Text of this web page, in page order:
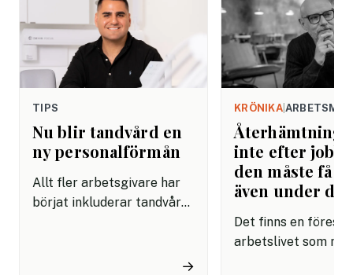
TIPS
Nu blir tandvård en
ny personalförmån
Allt fler arbetsgivare har
börjat inkluderar tandvård i
miljon svenskar uppger att
→
KRÖNIKA|
Återhämtning
inte efter
den måste få
även under
Det finns en
arbetslivet som